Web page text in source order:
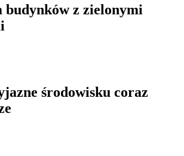
budynków z zielonymi
środowisku coraz